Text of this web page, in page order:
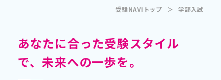
受験NAVIトップ ＞ 学部入試
あなたに合った受験スタイル
で、未来への一歩を。